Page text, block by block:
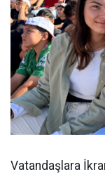
Vatandaşlara